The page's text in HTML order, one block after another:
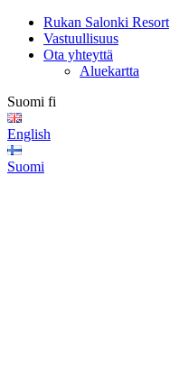
Rukan Salonki Resort
Vastuullisuus
Ota yhteyttä
Aluekartta
Suomi fi
English
Suomi